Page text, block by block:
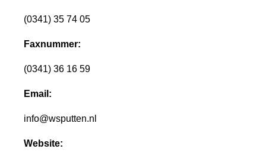
(0341) 35 74 05
Faxnummer:
(0341) 36 16 59
Email:
info@wsputten.nl
Website: